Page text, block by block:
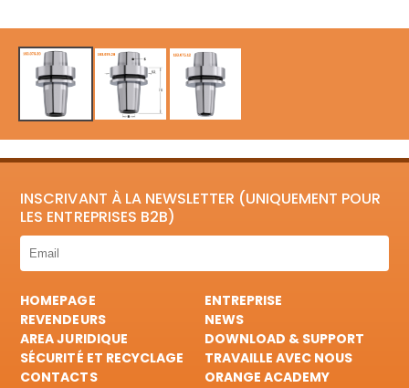
INSCRIVANT À LA NEWSLETTER (UNIQUEMENT POUR
LES ENTREPRISES B2B)
HOMEPAGE
ENTREPRISE
REVENDEURS
NEWS
AREA JURIDIQUE
DOWNLOAD & SUPPORT
SÉCURITÉ ET RECYCLAGE
TRAVAILLE AVEC NOUS
CONTACTS
ORANGE ACADEMY